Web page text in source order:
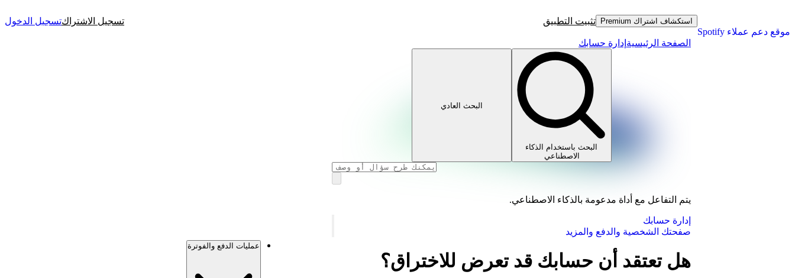
موقع دعم عملاء Spotify
استكشاف اشتراك Premium تثبيت التطبيق تسجيل الاشتراكتسجيل الدخول
الصفحة الرئيسية إدارة حسابك
البحث باستخدام الذكاء
الاصطناعي
البحث العادي
يتم التفاعل مع أداة مدعومة بالذكاء الاصطناعي.
إدارة حسابك
صفحتك الشخصية والدفع والمزيد
هل تعتقد أن حسابك قد تعرض للاختراق؟
عمليات الدفع والفوترة